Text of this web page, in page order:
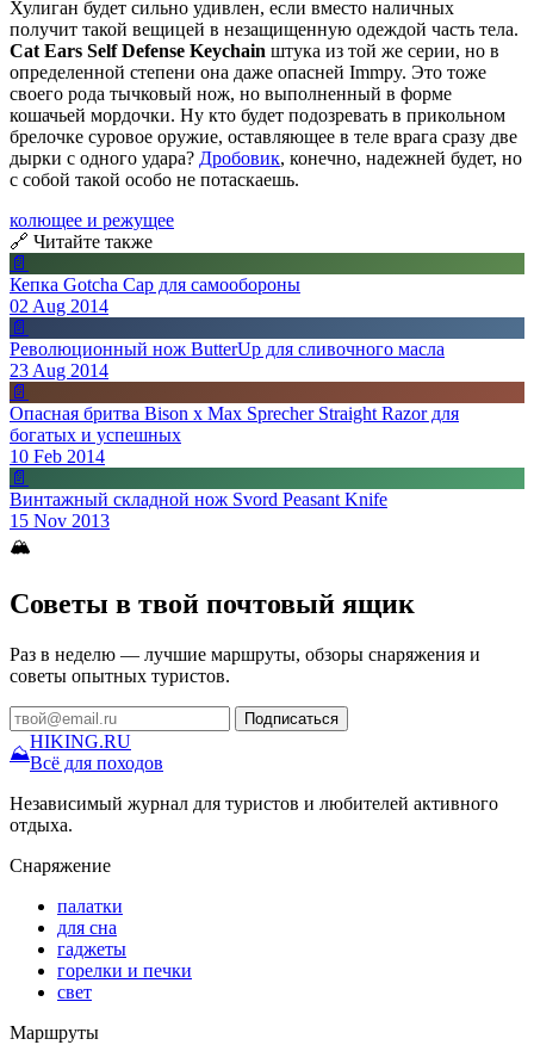
Хулиган будет сильно удивлен, если вместо наличных
получит такой вещицей в незащищенную одеждой часть тела.
Cat Ears Self Defense Keychain штука из той же серии, но в
определенной степени она даже опасней Immpy. Это тоже
своего рода тычковый нож, но выполненный в форме
кошачьей мордочки. Ну кто будет подозревать в прикольном
брелочке суровое оружие, оставляющее в теле врага сразу две
дырки с одного удара? Дробовик, конечно, надежней будет, но
с собой такой особо не потаскаешь.
колющее и режущее
🔗 Читайте также
📄
Кепка Gotcha Cap для самообороны
02 Aug 2014
📄
Революционный нож ButterUp для сливочного масла
23 Aug 2014
📄
Опасная бритва Bison x Max Sprecher Straight Razor для
богатых и успешных
10 Feb 2014
📄
Винтажный складной нож Svord Peasant Knife
15 Nov 2013
🏔
Советы в твой почтовый ящик
Раз в неделю — лучшие маршруты, обзоры снаряжения и
советы опытных туристов.
Подписаться
⛰
HIKING.RU
Всё для походов
Независимый журнал для туристов и любителей активного
отдыха.
Снаряжение
палатки
для сна
гаджеты
горелки и печки
свет
Маршруты